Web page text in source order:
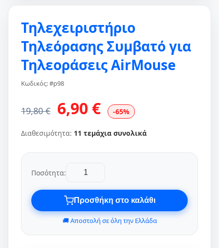
Τηλεχειριστήριο
Τηλεόρασης Συμβατό για
Τηλεοράσεις AirMouse
Κωδικός: #p98
19,80 € 6,90 € -65%
Διαθεσιμότητα: 11 τεμάχια συνολικά
Ποσότητα:
Προσθήκη στο καλάθι
🚚 Αποστολή σε όλη την Ελλάδα